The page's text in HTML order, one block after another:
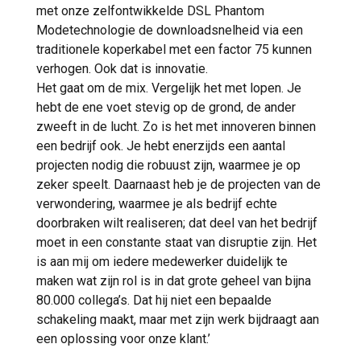
met onze zelfontwikkelde DSL Phantom
Modetechnologie de downloadsnelheid via een
traditionele koperkabel met een factor 75 kunnen
verhogen. Ook dat is innovatie.
Het gaat om de mix. Vergelijk het met lopen. Je
hebt de ene voet stevig op de grond, de ander
zweeft in de lucht. Zo is het met innoveren binnen
een bedrijf ook. Je hebt enerzijds een aantal
projecten nodig die robuust zijn, waarmee je op
zeker speelt. Daarnaast heb je de projecten van de
verwondering, waarmee je als bedrijf echte
doorbraken wilt realiseren; dat deel van het bedrijf
moet in een constante staat van disruptie zijn. Het
is aan mij om iedere medewerker duidelijk te
maken wat zijn rol is in dat grote geheel van bijna
80.000 collega’s. Dat hij niet een bepaalde
schakeling maakt, maar met zijn werk bijdraagt aan
een oplossing voor onze klant.’